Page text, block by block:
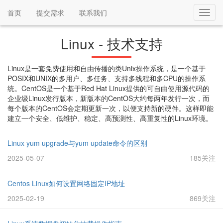
首页 提交需求 联系我们
Linux - 技术支持
Linux是一套免费使用和自由传播的类Unix操作系统，是一个基于
POSIX和UNIX的多用户、多任务、支持多线程和多CPU的操作系
统。CentOS是一个基于Red Hat Linux提供的可自由使用源代码的
企业级Linux发行版本，新版本的CentOS大约每两年发行一次，而
每个版本的CentOS会定期更新一次，以便支持新的硬件。这样即能
建立一个安全、低维护、稳定、高预测性、高重复性的Linux环境。
Linux yum upgrade与yum update命令的区别
2025-05-07
185关注
Centos Linux如何设置网络固定IP地址
2025-02-19
869关注